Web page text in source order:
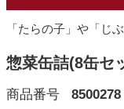
「たらの子」や「じ
惣菜缶詰(8缶セ
商品番号 8500278